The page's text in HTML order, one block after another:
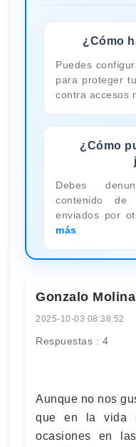
¿Cómo
Puedes
para proteger
contra accesos
¿Cómo
Debes
contenido de
enviados por
más
Gonzalo Molina
2025-10-03 08:38:52
Respuestas : 4
Aunque no nos
que en la vida
ocasiones en